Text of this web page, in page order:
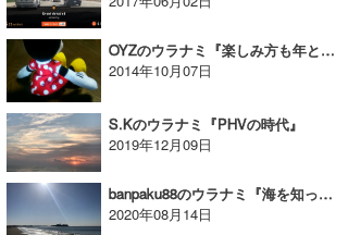
OYZのウラナミ『楽しみ方も年と共に変わるようです』
2014年10月07日
S.Kのウラナミ『PHVの時代』
2019年12月09日
banpaku88のウラナミ『海を知って！モット海を好きになろう♥29』
2020年08月14日